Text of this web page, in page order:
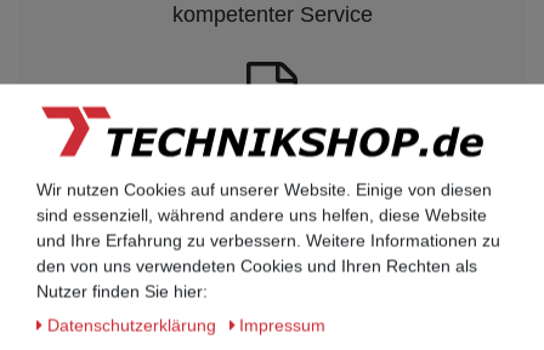
kompetenter Service
Rechnungskauf auf Anfrage möglich
Kauf auf Rechnung nach
vorheriger Absprache möglich.
Behörden, Banken, Firmen, Bestandskunden,
öffentliche & staatliche Einrichtungen, Schulen,
Wir nutzen Cookies auf unserer Website. Einige von diesen
sind essenziell, während andere uns helfen, diese Website
und Ihre Erfahrung zu verbessern. Weitere Informationen zu
den von uns verwendeten Cookies und Ihren Rechten als
Nutzer finden Sie hier:
Daten­schutz­erklärung
Impressum